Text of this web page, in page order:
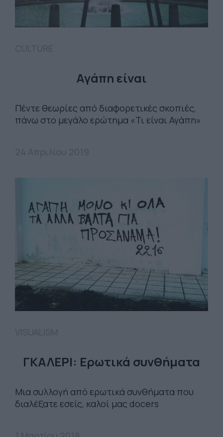
Αγάπη είναι
Πέντε θεωρίες από διαφορετικές σκοπιές,
πάνω στο μεγάλο ερώτημα «Τι είναι Αγάπη»
ΓΚΑΛΕΡΙ: Ερωτικά συνθήματα
Μια συλλογή από ερωτικά συνθήματα που
διαλέξατε εσείς, καλοί μας docers